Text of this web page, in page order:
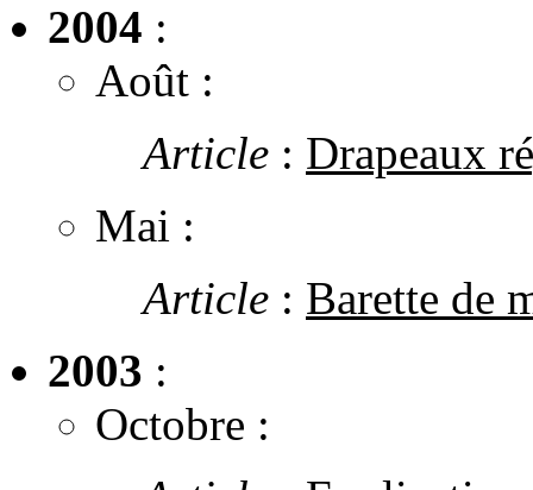
2004 :
Août :
Article : Drapeaux
Mai :
Article : Barette de
2003 :
Octobre :